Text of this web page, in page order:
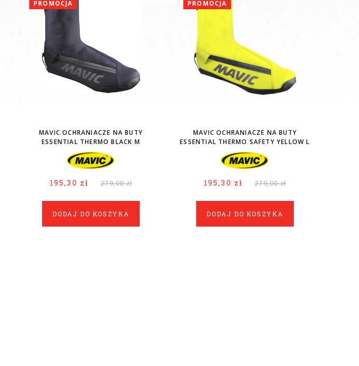
MAVIC OCHRANIACZE NA BUTY
ESSENTIAL THERMO BLACK M
195,30 zł 279,00 zł
DODAJ DO KOSZYKA
PROMOCJA
MAVIC OCHRANIACZE NA BUTY
ESSENTIAL THERMO SAFETY YELLOW L
195,30 zł 279,00 zł
DODAJ DO KOSZYKA
PROMOCJA